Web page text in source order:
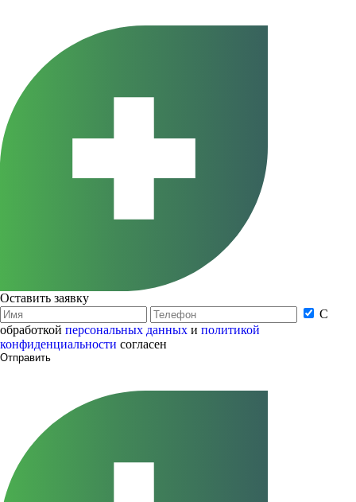
Оставить заявку
С
обработкой персональных данных и политикой
конфиденциальности согласен
Отправить